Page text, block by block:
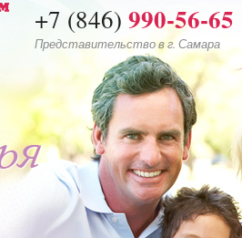
+7 (846) 990-56-65
Представительство в г. Самара